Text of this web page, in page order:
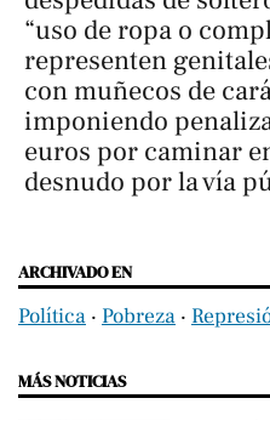
“uso de ropa o
representen
con muñecos de
imponiendo
euros por caminar
desnudo por la vía
ARCHIVADO EN
Política ‧ Pobreza ‧
MÁS NOTICIAS